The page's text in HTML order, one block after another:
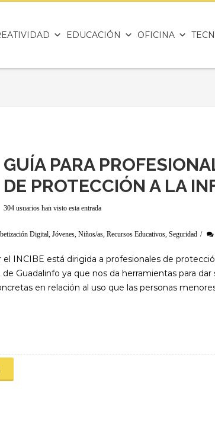
EDUCACIÓN OFICINA
GUÍA PARA
DE PROTECCIÓN A LA
304 usuarios han visto esta entrada
Digital Jóvenes Niños/as Recursos Educativos Seguridad /
el INCIBE está dirigida a profesionales de
de Guadalinfo ya que nos da herramientas para
en relación al uso que las personas